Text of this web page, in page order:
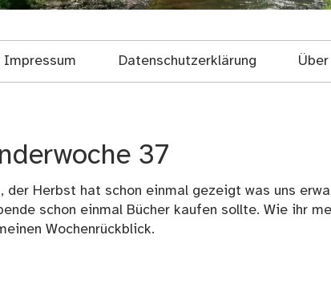
Impressum Datenschutzerklärung
37
der Herbst hat schon einmal gezeigt was uns
schon einmal Bücher kaufen sollte. Wie ihr
Wochenrückblick.